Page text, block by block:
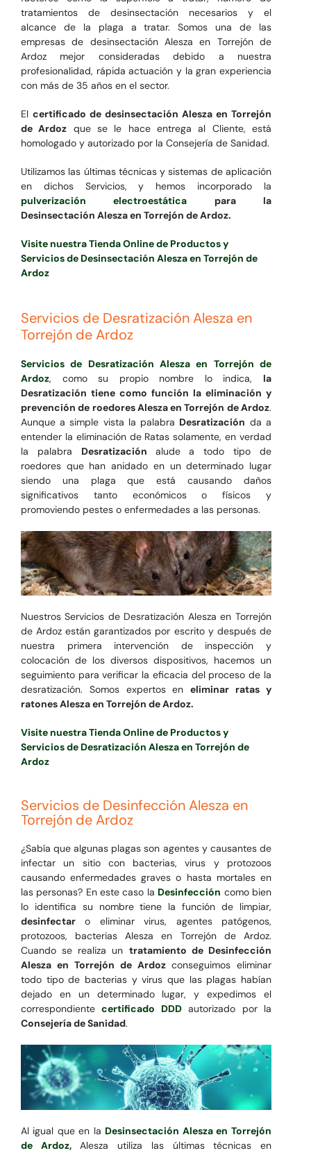
tratamientos de desinsectación necesarios y el
alcance de la plaga a tratar. Somos una de las
empresas de desinsectación Alesza en Torrejón de
Ardoz mejor consideradas debido a nuestra
profesionalidad, rápida actuación y la gran experiencia
con más de 35 años en el sector.
El certificado de desinsectación Alesza en Torrejón
de Ardoz que se le hace entrega al Cliente, está
homologado y autorizado por la Consejería de Sanidad.
Utilizamos las últimas técnicas y sistemas de aplicación
en dichos Servicios, y hemos incorporado la
pulverización electroestática
para la
Desinsectación Alesza en Torrejón de Ardoz.
Visite nuestra Tienda Online de Productos y
Servicios de Desinsectación Alesza en Torrejón de
Ardoz
Servicios de Desratización Alesza en
Torrejón de Ardoz
Servicios de Desratización Alesza en Torrejón de
Ardoz, como su propio nombre lo indica, la
Desratización tiene como función la eliminación y
prevención de roedores Alesza en Torrejón de Ardoz.
Aunque a simple vista la palabra Desratización da a
entender la eliminación de Ratas solamente, en verdad
la palabra Desratización alude a todo tipo de
roedores que han anidado en un determinado lugar
siendo una plaga que está causando daños
significativos tanto económicos o físicos y
promoviendo pestes o enfermedades a las personas.
Nuestros Servicios de Desratización Alesza en Torrejón
de Ardoz están garantizados por escrito y después de
nuestra primera intervención de inspección y
colocación de los diversos dispositivos, hacemos un
seguimiento para verificar la eficacia del proceso de la
desratización. Somos expertos eneliminar ratas y
ratones Alesza en Torrejón de Ardoz.
Visite nuestra Tienda Online de Productos y
Servicios de Desratización Alesza en Torrejón de
Ardoz
Servicios de Desinfección Alesza en
Torrejón de Ardoz
¿Sabía que algunas plagas son agentes y causantes de
infectar un sitio con bacterias, virus y protozoos
causando enfermedades graves o hasta mortales en
las personas? En este caso la Desinfección como bien
lo identifica su nombre tiene la función de limpiar,
desinfectaro eliminar virus, agentes patógenos,
protozoos, bacterias Alesza en Torrejón de Ardoz.
Cuando se realiza un tratamiento de Desinfección
Alesza en Torrejón de Ardoz conseguimos eliminar
todo tipo de bacterias y virus que las plagas habían
dejado en un determinado lugar, y expedimos el
correspondientecertificado DDDautorizado por la
Consejería de Sanidad.
Al igual que en la Desinsectación Alesza en Torrejón
de Ardoz,Alesza utiliza las últimas técnicas en